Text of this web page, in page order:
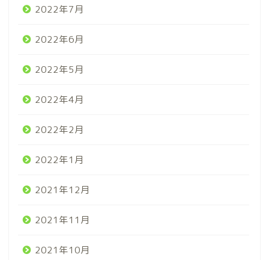
2022年7月
2022年6月
2022年5月
2022年4月
2022年2月
2022年1月
2021年12月
2021年11月
2021年10月